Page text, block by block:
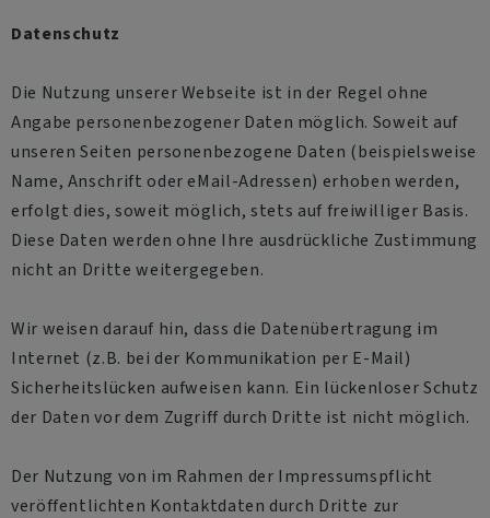
Datenschutz
Die Nutzung unserer Webseite ist in der Regel ohne
Angabe personenbezogener Daten möglich. Soweit auf
unseren Seiten personenbezogene Daten (beispielsweise
Name, Anschrift oder eMail-Adressen) erhoben werden,
erfolgt dies, soweit möglich, stets auf freiwilliger Basis.
Diese Daten werden ohne Ihre ausdrückliche Zustimmung
nicht an Dritte weitergegeben.
Wir weisen darauf hin, dass die Datenübertragung im
Internet (z.B. bei der Kommunikation per E-Mail)
Sicherheitslücken aufweisen kann. Ein lückenloser Schutz
der Daten vor dem Zugriff durch Dritte ist nicht möglich.
Der Nutzung von im Rahmen der Impressumspflicht
veröffentlichten Kontaktdaten durch Dritte zur